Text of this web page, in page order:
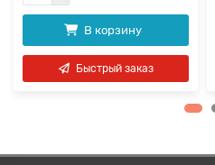
В корзину
Быстрый заказ